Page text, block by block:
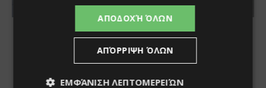
ΑΠΟΔΟΧΉ ΌΛΩΝ
ΑΠΌΡΡΙΨΗ ΌΛΩΝ
ΕΜΦΆΝΙΣΗ ΛΕΠΤΟΜΕΡΕΙΏΝ